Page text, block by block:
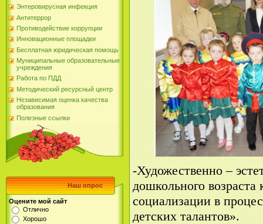
Энтеровирусная инфекция
Антитеррор
Противодействие коррупции
Инновационные площадки
Бесплатная юридическая помощь
Муниципальные образовательные
учреждения
Работа по ПДД
Методический ресурсный центр
Независимая оценка качества
образования
Полезные ссылки
Наш опрос
Оцените мой сайт
Отлично
Хорошо
-Художественно –
дошкольного
социализации в
детских талантов».